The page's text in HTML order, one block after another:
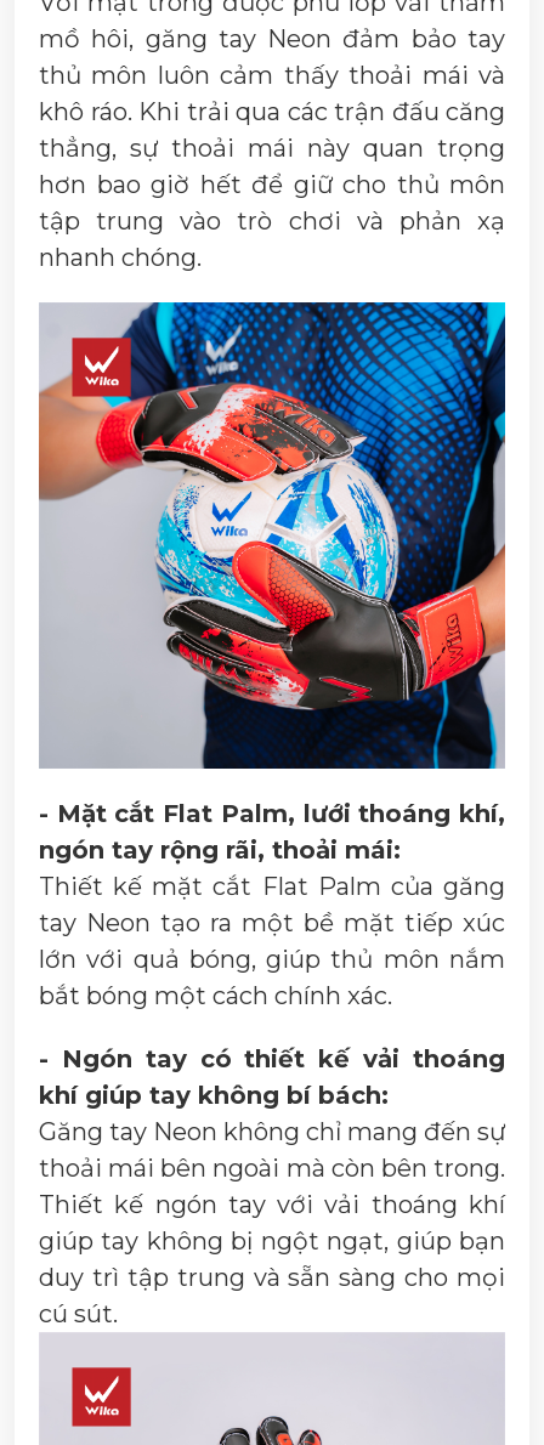
mồ hôi, găng tay Neon đảm bảo tay
thủ môn luôn cảm thấy thoải mái và
khô ráo. Khi trải qua các trận đấu căng
thẳng, sự thoải mái này quan trọng
hơn bao giờ hết để giữ cho thủ môn
tập trung vào trò chơi và phản xạ
nhanh chóng.
- Mặt cắt Flat Palm, lưới thoáng khí,
ngón tay rộng rãi, thoải mái:
Thiết kế mặt cắt Flat Palm của găng
tay Neon tạo ra một bề mặt tiếp xúc
lớn với quả bóng, giúp thủ môn nắm
bắt bóng một cách chính xác.
- Ngón tay có thiết kế vải thoáng
khí giúp tay không bí bách:
Găng tay Neon không chỉ mang đến sự
thoải mái bên ngoài mà còn bên trong.
Thiết kế ngón tay với vải thoáng khí
giúp tay không bị ngột ngạt, giúp bạn
duy trì tập trung và sẵn sàng cho mọi
cú sút.